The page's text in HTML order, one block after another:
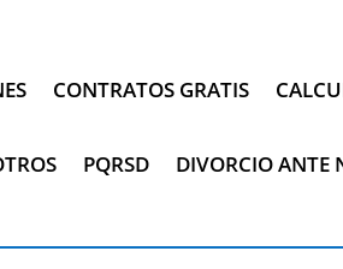
CONTRATOS GRATIS
PQRSD DIVORCIO ANTE